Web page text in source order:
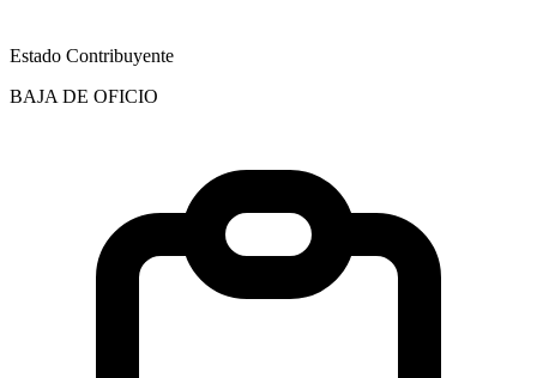
Estado Contribuyente
BAJA DE OFICIO